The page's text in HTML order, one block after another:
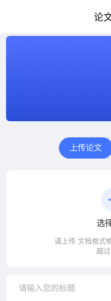
论
上传论文
选
请上传 文档格式
超
请输入您的标题